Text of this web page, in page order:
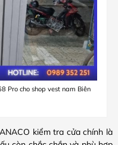
Pro cho shop vest nam Biên
kiểm tra cửa chính là